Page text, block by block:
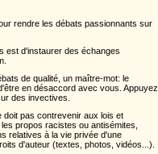
rendre les débats passionnants sur
est d'instaurer des échanges
de qualité, un maître-mot: le
en désaccord avec vous. Appuyez
des invectives.
doit pas contrevenir aux lois et
propos racistes ou antisémites,
relatives à la vie privée d'une
d'auteur (textes, photos, vidéos...).